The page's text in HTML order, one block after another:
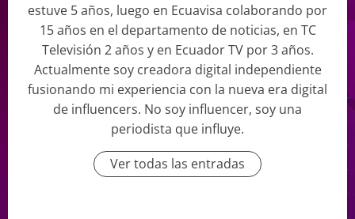
estuve 5 años, luego en Ecuavisa colaborando por
15 años en el departamento de noticias, en TC
Televisión 2 años y en Ecuador TV por 3 años.
Actualmente soy creadora digital independiente
fusionando mi experiencia con la nueva era digital
de influencers. No soy influencer, soy una
periodista que influye.
Ver todas las entradas